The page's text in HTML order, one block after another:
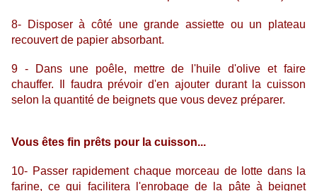
8- Disposer à côté une grande assiette ou un plateau
recouvert de papier absorbant.
9 - Dans une poêle, mettre de l'huile d'olive et faire
chauffer. Il faudra prévoir d'en ajouter durant la cuisson
selon la quantité de beignets que vous devez préparer.
Vous êtes fin prêts pour la cuisson...
10- Passer rapidement chaque morceau de lotte dans la
farine, ce qui facilitera l'enrobage de la pâte à beignet